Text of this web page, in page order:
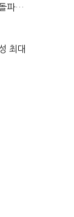
파…
최대